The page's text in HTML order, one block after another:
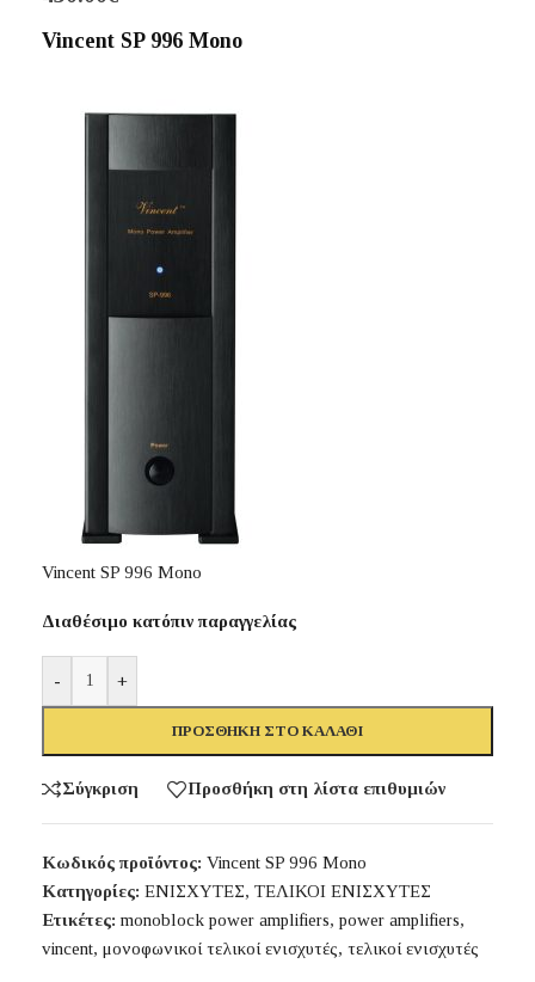
Vincent SP 996 Mono
Vincent SP 996 Mono
Διαθέσιμο κατόπιν παραγγελίας
- +
ΠΡΟΣΘΉΚΗ ΣΤΟ ΚΑΛΆΘΙ
Σύγκριση Προσθήκη στη λίστα επιθυμιών
Κωδικός προϊόντος: Vincent SP 996 Mono
Κατηγορίες: ΕΝΙΣΧΥΤΕΣ, ΤΕΛΙΚΟΙ ΕΝΙΣΧΥΤΕΣ
Ετικέτες: monoblock power amplifiers, power amplifiers,
vincent, μονοφωνικοί τελικοί ενισχυτές, τελικοί ενισχυτές